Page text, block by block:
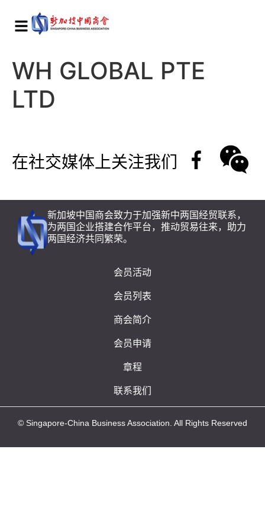
WH GLOBAL PTE
LTD
在社交媒体上关注我们
新加坡中国商会致力于加强新中两国经贸联系，
为两国企业搭建合作平台，推动贸易往来，助力
两国经济共同繁荣。
会员活动
会员列表
商会简介
会员申请
章程
联系我们
© Singapore-China Business Association. All Rights Reserved